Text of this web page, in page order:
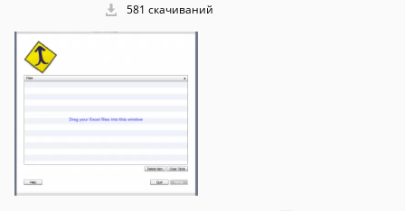
581 скачиваний